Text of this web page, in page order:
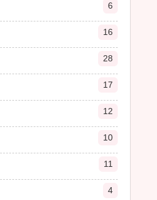
6
16
28
17
12
10
11
4